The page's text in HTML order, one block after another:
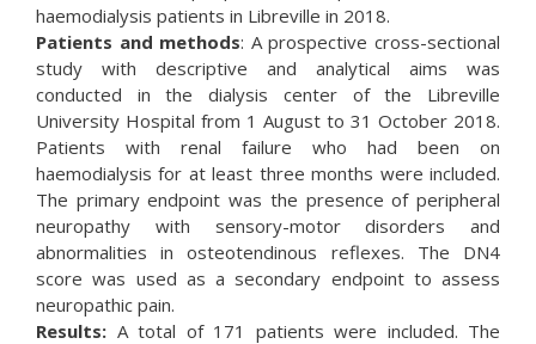
haemodialysis patients in Libreville in 2018.
Patients and methods: A prospective cross-sectional
study with descriptive and analytical aims was
conducted in the dialysis center of the Libreville
University Hospital from 1 August to 31 October 2018.
Patients with renal failure who had been on
haemodialysis for at least three months were included.
The primary endpoint was the presence of peripheral
neuropathy with sensory-motor disorders and
abnormalities in osteotendinous reflexes. The DN4
score was used as a secondary endpoint to assess
neuropathic pain.
Results: A total of 171 patients were included. The